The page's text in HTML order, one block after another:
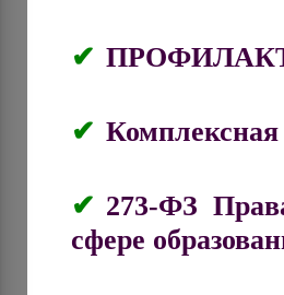
Комплексная
273-ФЗ
сфере